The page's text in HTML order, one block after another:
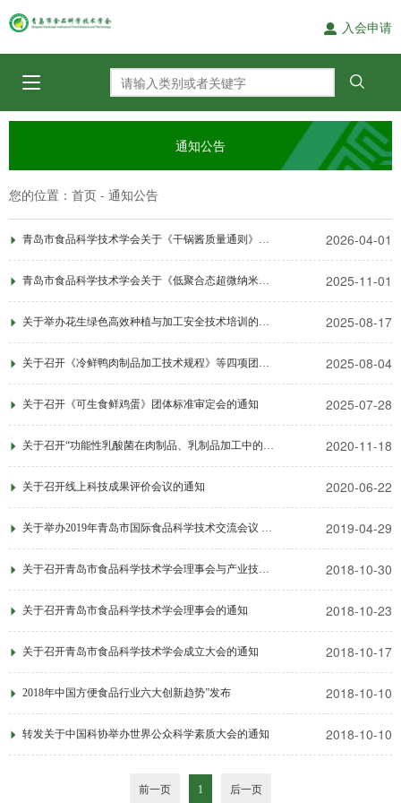
入会申请
通知公告
您的位置： 首页 - 通知公告
青岛市食品科学技术学会关于《干锅酱质量通则》团体标准发布的公告 2026-04-01
青岛市食品科学技术学会关于《低聚合态超微纳米氢水》团体标准发布的公告 2025-11-01
关于举办花生绿色高效种植与加工安全技术培训的通知 2025-08-17
关于召开《冷鲜鸭肉制品加工技术规程》等四项团体标准审定会的通知 2025-08-04
关于召开《可生食鲜鸡蛋》团体标准审定会的通知 2025-07-28
关于召开“功能性乳酸菌在肉制品、乳制品加工中的关键技术创新与应用”等4项科技成果评价会的通知 2020-11-18
关于召开线上科技成果评价会议的通知 2020-06-22
关于举办2019年青岛市国际食品科学技术交流会议 暨第二届学会理事会会议的通知（第一轮） 2019-04-29
关于召开青岛市食品科学技术学会理事会与产业技术研讨会的通知 2018-10-30
关于召开青岛市食品科学技术学会理事会的通知 2018-10-23
关于召开青岛市食品科学技术学会成立大会的通知 2018-10-17
2018年中国方便食品行业六大创新趋势”发布 2018-10-10
转发关于中国科协举办世界公众科学素质大会的通知 2018-10-10
前一页 1 后一页